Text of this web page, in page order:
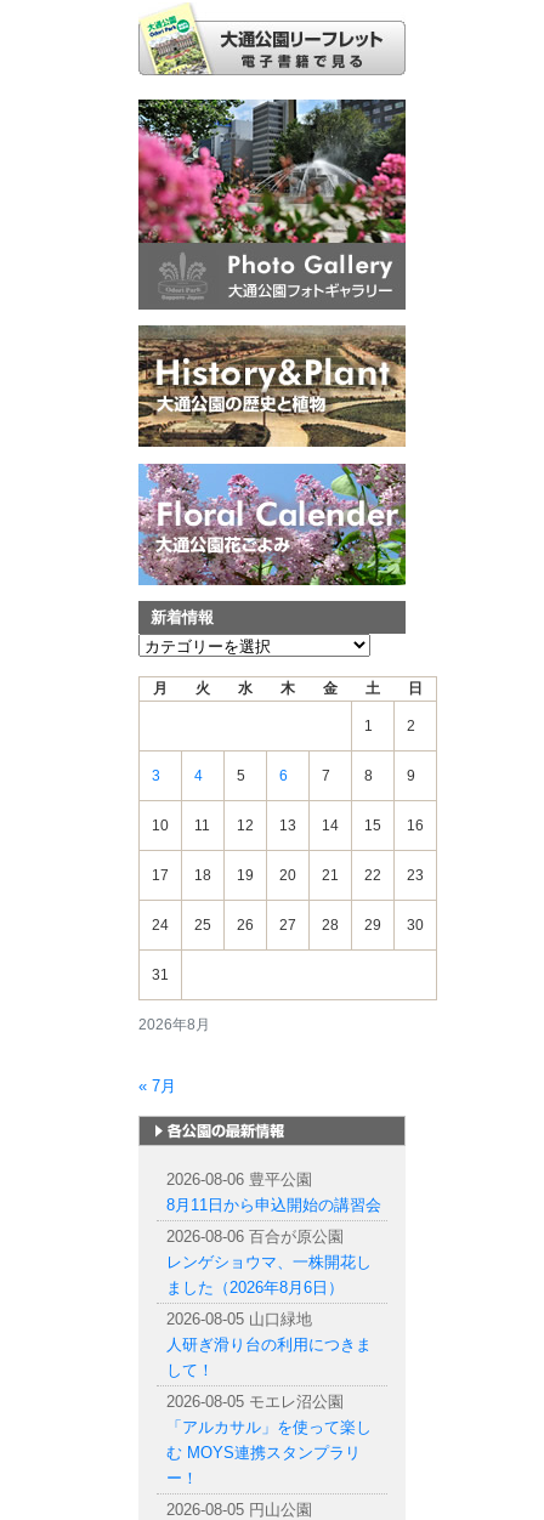
新着情報
新
2026年8月
月 火 水 木 金 土 日
1 2
3 4 5 6 7 8 9
10 11 12 13 14 15 16
17 18 19 20 21 22 23
24 25 26 27 28 29 30
31
« 7月
2026-08-06 豊平公園
8月11日から申込開始の講習会
2026-08-06 百合が原公園
レンゲショウマ、一株開花し
ました（2026年8月6日）
2026-08-05 山口緑地
人研ぎ滑り台の利用につきま
して！
2026-08-05 モエレ沼公園
「アルカサル」を使って楽し
む MOYS連携スタンプラリ
ー！
2026-08-05 円山公園